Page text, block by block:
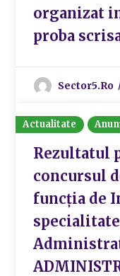
organizat in
proba
Sector5.ro
Actualitate
Rezultatul
concursul
funcția de